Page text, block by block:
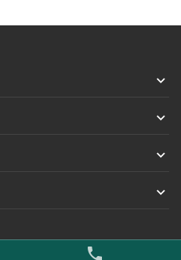
phone



